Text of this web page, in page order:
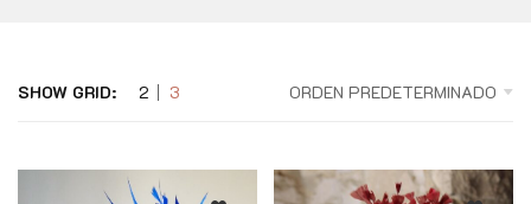
SHOW GRID: 2 3 ORDEN PREDETERMINADO